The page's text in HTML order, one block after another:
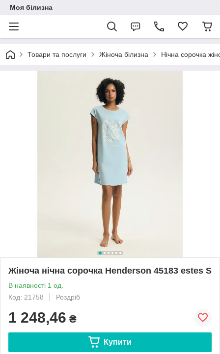
Моя білизна
Товари та послуги Жіноча білизна Нічна сорочка
Жіноча нічна сорочка Henderson 45183 estes S
В наявності 1 од.
Код: 21758
Роздріб
1 248,46 ₴
Купити